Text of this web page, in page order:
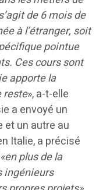
de 6 mois de
à l’étranger, soit
pointue
. Ces cours sont
apporte la
reste», a-t-elle
a envoyé un
et un autre au
Italie, a précisé
«en plus de la
ingénieurs